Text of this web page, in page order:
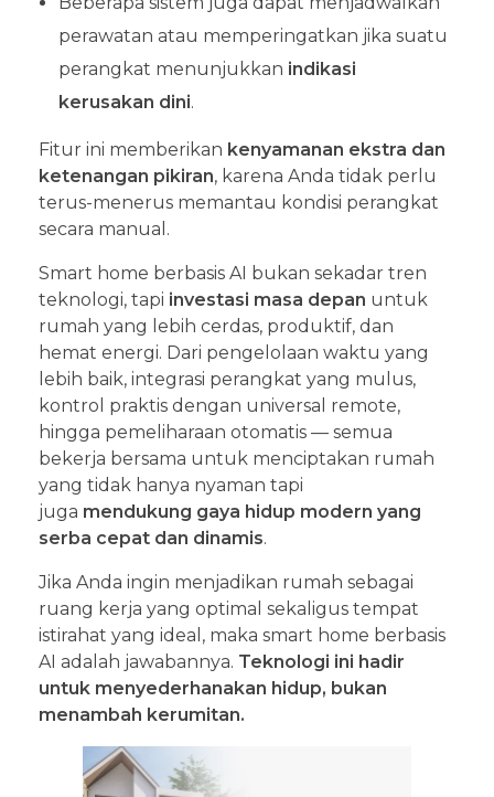
perawatan atau memperingatkan jika suatu
perangkat menunjukkan indikasi
kerusakan dini.
Fitur ini memberikan kenyamanan ekstra dan
ketenangan pikiran, karena Anda tidak perlu
terus-menerus memantau kondisi perangkat
secara manual.
Smart home berbasis AI bukan sekadar tren
teknologi, tapi investasi masa depan untuk
rumah yang lebih cerdas, produktif, dan
hemat energi. Dari pengelolaan waktu yang
lebih baik, integrasi perangkat yang mulus,
kontrol praktis dengan universal remote,
hingga pemeliharaan otomatis — semua
bekerja bersama untuk menciptakan rumah
yang tidak hanya nyaman tapi
juga mendukung gaya hidup modern yang
serba cepat dan dinamis.
Jika Anda ingin menjadikan rumah sebagai
ruang kerja yang optimal sekaligus tempat
istirahat yang ideal, maka smart home berbasis
AI adalah jawabannya. Teknologi ini hadir
untuk menyederhanakan hidup, bukan
menambah kerumitan.